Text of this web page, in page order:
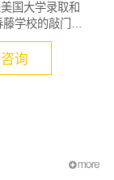
国大学录取和
学校的敲门
询